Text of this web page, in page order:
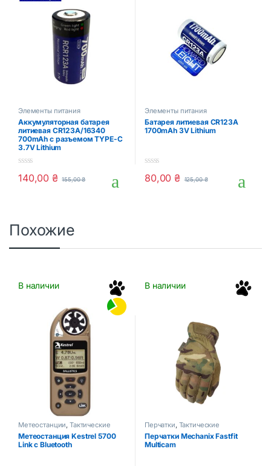
Элементы питания
Аккумуляторная батарея
литиевая CR123A/16340
700mAh с разъемом TYPE-C
3.7V Lithium
0
o
5
140,00₴ 155,00₴
Элементы питания
Батарея литиевая CR123A
1700mAh 3V Lithium
0
o
80,00₴ 125,00₴
Похожие
В наличии
Метеостанции,Тактические
аксессуары
Метеостанция Kestrel 5700
Link с Bluetooth
В наличии
Перчатки, Тактические
аксессуары
Перчатки Mechanix Fastfit
Мulticam